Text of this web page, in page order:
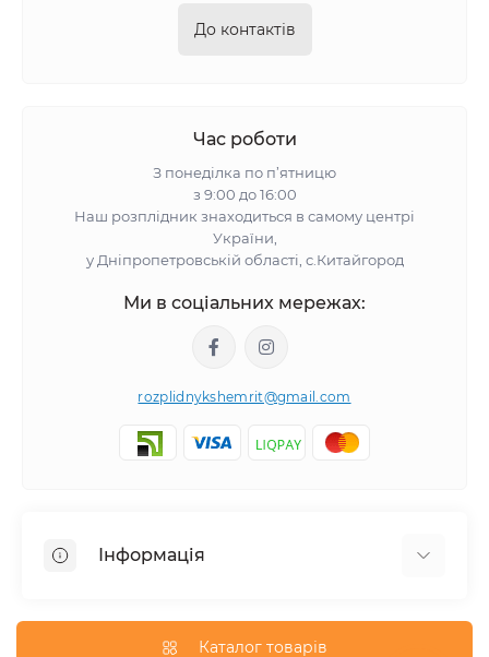
До контактів
Час роботи
З понеділка по п’ятницю
з 9:00 до 16:00
Наш розплідник знаходиться в самому центрі
України,
у Дніпропетровській області, с.Китайгород
Ми в соціальних мережах:
rozplidnykshemrit@gmail.com
Інформація
Каталог товарів